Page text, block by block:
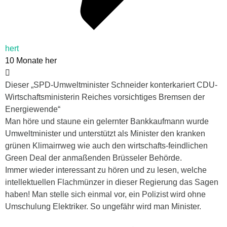
hert
10 Monate her
Dieser „SPD-Umweltminister Schneider konterkariert CDU-
Wirtschaftsministerin Reiches vorsichtiges Bremsen der
Energiewende“
Man höre und staune ein gelernter Bankkaufmann wurde
Umweltminister und unterstützt als Minister den kranken
grünen Klimairrweg wie auch den wirtschafts-feindlichen
Green Deal der anmaßenden Brüsseler Behörde.
Immer wieder interessant zu hören und zu lesen, welche
intellektuellen Flachmünzer in dieser Regierung das Sagen
haben! Man stelle sich einmal vor, ein Polizist wird ohne
Umschulung Elektriker. So ungefähr wird man Minister.